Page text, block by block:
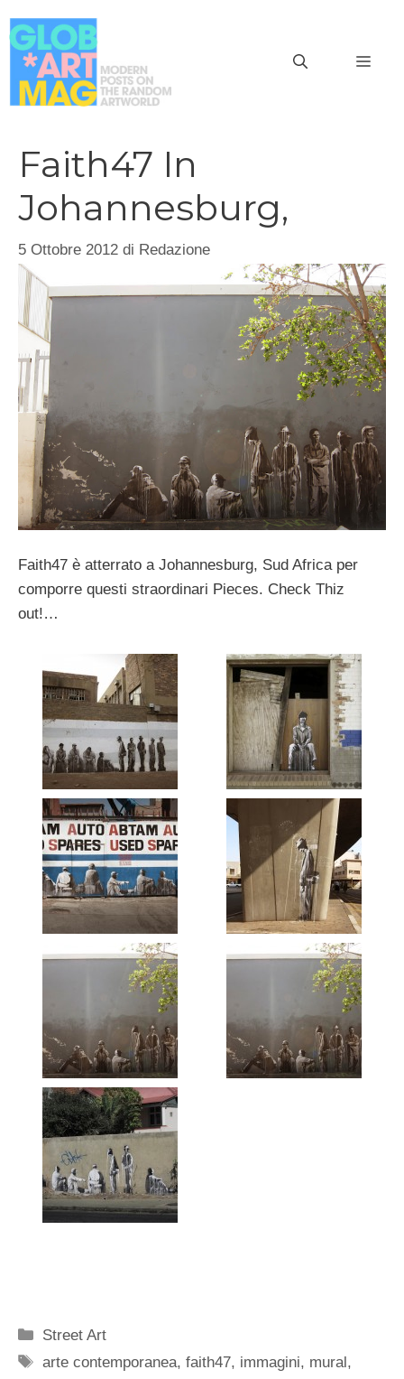
al
contenuto
Faith47 In
Johannesburg,
5 Ottobre 2012 di Redazione
Faith47 è atterrato a Johannesburg, Sud Africa per
comporre questi straordinari Pieces. Check Thiz
out!…
Categorie
Street Art
Tag
arte contemporanea,faith47, immagini, mural,